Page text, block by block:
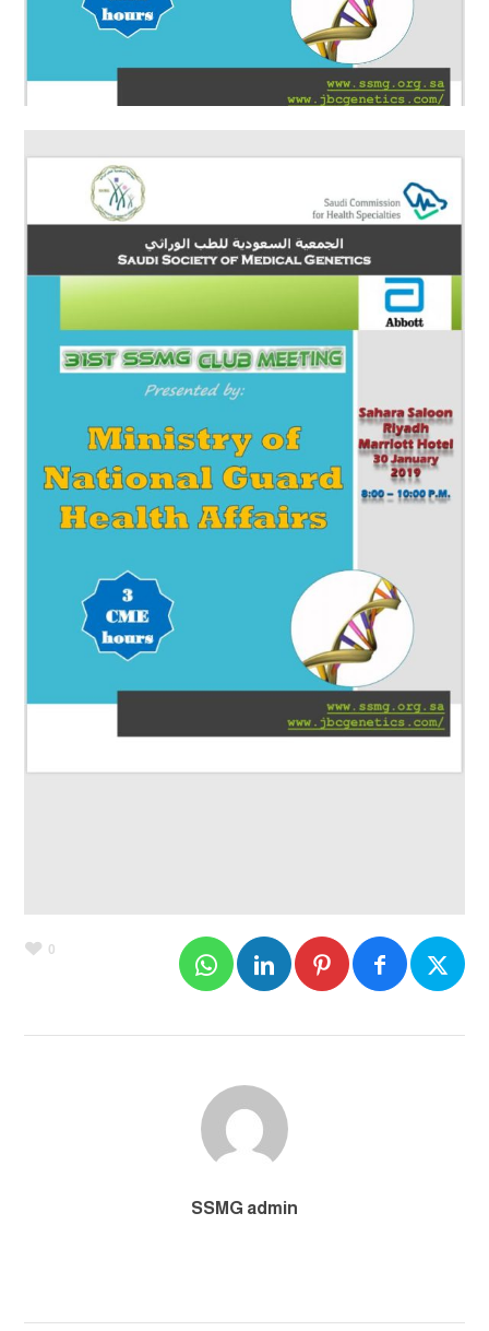
0
SSMG admin